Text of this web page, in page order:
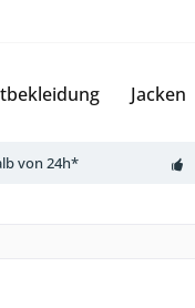
Jacken
von 24h*